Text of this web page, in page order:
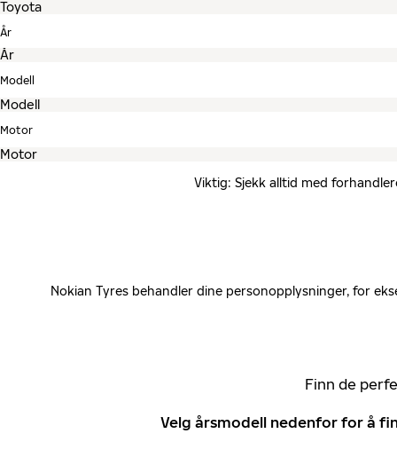
År
Modell
Motor
Viktig: Sjekk alltid med
Nokian Tyres behandler dine personopplysninger, for
Finn de
Velg årsmodell nedenfor for å